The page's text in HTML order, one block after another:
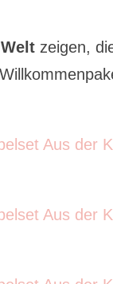
zeigen,